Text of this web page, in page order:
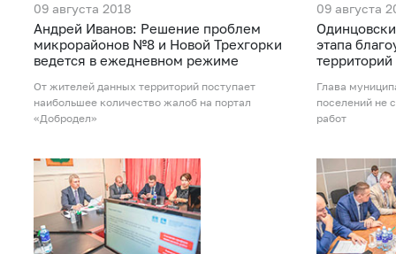
09 августа 2018
Андрей Иванов: Решение проблем
микрорайонов №8 и Новой Трехгорки
ведется в ежедневном режиме
От жителей данных территорий поступает
наибольшее количество жалоб на портал
«Добродел»
09 августа
этапа
территорий
Глава
поселений не
работ